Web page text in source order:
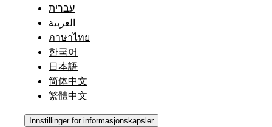
עברית
العربية
ภาษาไทย
한국어
日本語
简体中文
繁體中文
Innstillinger for informasjonskapsler